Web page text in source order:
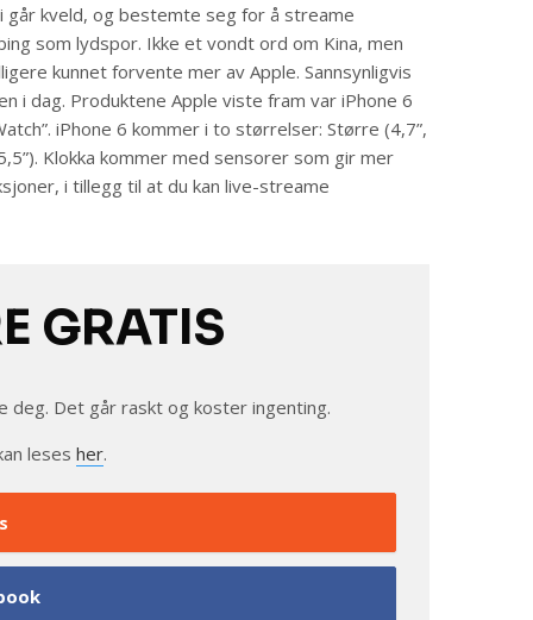
kveld, og bestemte seg for å streame
som lydspor. Ikke et vondt ord om Kina, men
kunnet forvente mer av Apple. Sannsynligvis
i dag. Produktene Apple viste fram var iPhone 6
iPhone 6 kommer i to størrelser: Større (4,7”,
Klokka kommer med sensorer som gir mer
i tillegg til at du kan live-streame
GRATIS
deg. Det går raskt og koster ingenting.
leses her.